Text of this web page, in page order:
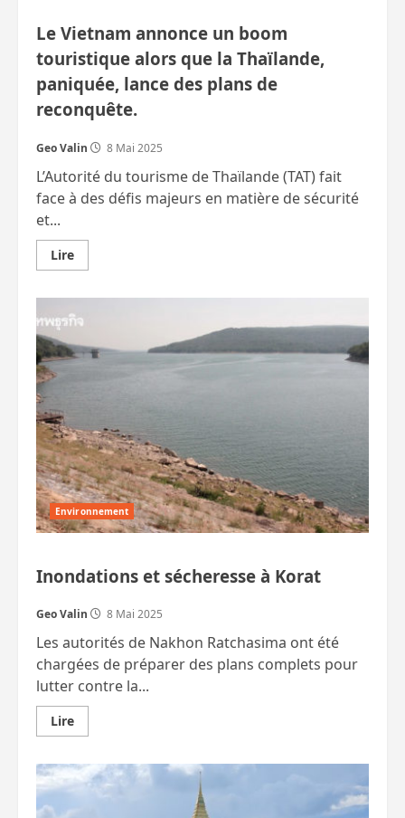
viande
de
porc
cru
(encore
2
morts)
Le Vietnam annonce un boom
touristique alors que la Thaïlande,
paniquée, lance des plans de
reconquête.
Geo Valin 8 Mai 2025
L’Autorité du tourisme de Thaïlande (TAT) fait
face à des défis majeurs en matière de sécurité
et...
LireEn
savoir
Vietnam
annonce
un
boom
paniquée,
lance
des
plans
de
reconquête.
Environnement
Inondations et sécheresse à Korat
Geo Valin 8 Mai 2025
Les autorités de Nakhon Ratchasima ont été
chargées de préparer des plans complets pour
lutter contre la...
LireEn
savoir
Inondations
et
sécheresse